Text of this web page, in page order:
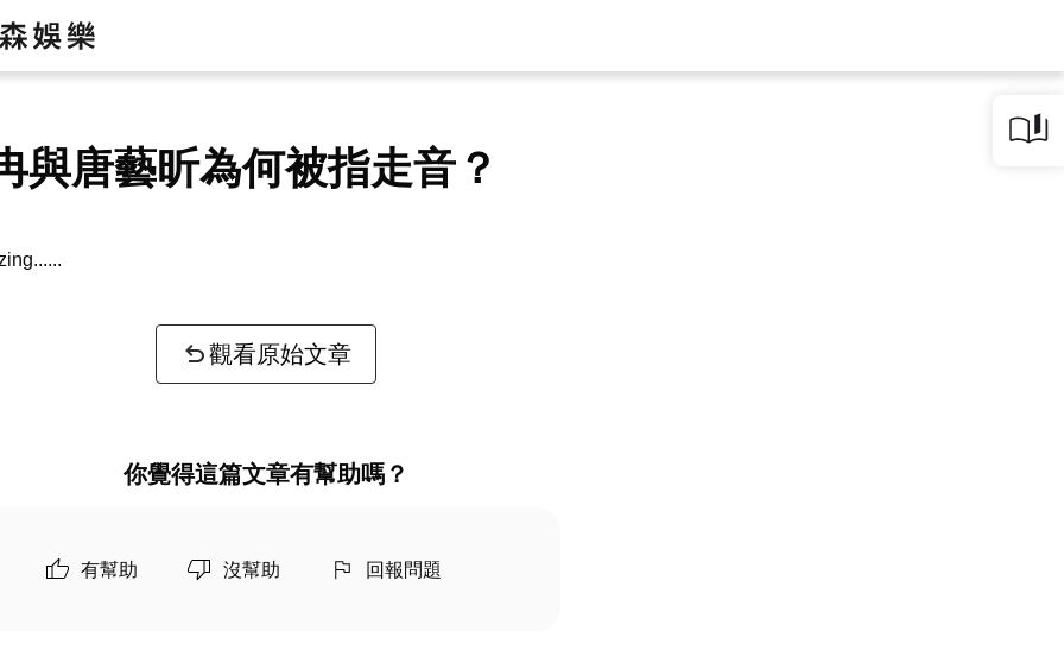
與唐藝昕為何被指走音？
觀看原始文章
你覺得這篇文章有幫助嗎？
有幫助 沒幫助 回報問題